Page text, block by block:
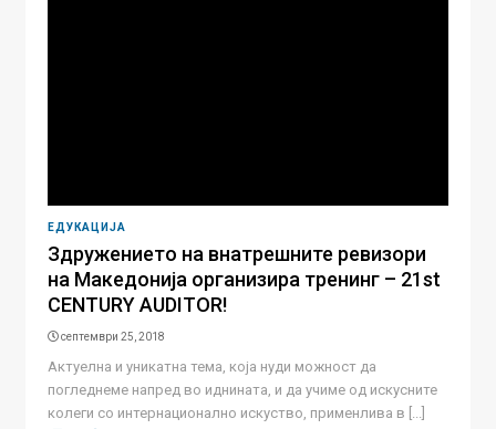
ЕДУКАЦИЈА
Здружението на внатрешните ревизори
на Македонија организира тренинг – 21st
CENTURY AUDITOR!
септември 25, 2018
Aктуелна и уникатна тема, која нуди можност да
погледнеме напред во иднината, и да учиме од искусните
колеги со интернационално искуство, применлива в [...]